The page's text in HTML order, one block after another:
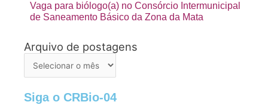
Vaga para biólogo(a) no Consórcio Intermunicipal
de Saneamento Básico da Zona da Mata
Arquivo de postagens
Arquivo
Siga o CRBio-04